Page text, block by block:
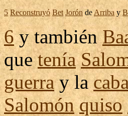
5 Reconstruyó Bet JoróndeArriba y
6y también
quetenía
guerray la
Salomón quiso